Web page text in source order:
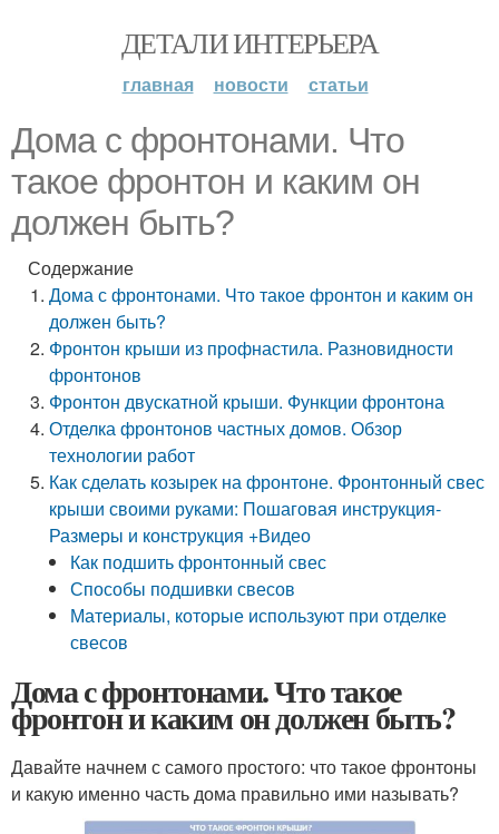
ДЕТАЛИ ИНТЕРЬЕРА
главная новости статьи
Дома с фронтонами. Что
такое фронтон и каким он
должен быть?
Содержание
Дома с фронтонами. Что такое фронтон и каким он
должен быть?
Фронтон крыши из профнастила. Разновидности
фронтонов
Фронтон двускатной крыши. Функции фронтона
Отделка фронтонов частных домов. Обзор
технологии работ
Как сделать козырек на фронтоне. Фронтонный свес
крыши своими руками: Пошаговая инструкция-
Размеры и конструкция +Видео
Как подшить фронтонный свес
Способы подшивки свесов
Материалы, которые используют при отделке
свесов
Дома с фронтонами. Что такое
фронтон и каким он должен быть?
Давайте начнем с самого простого: что такое фронтоны
и какую именно часть дома правильно ими называть?